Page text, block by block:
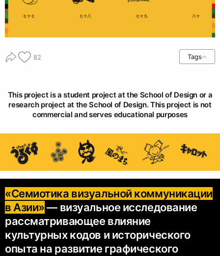
82 Tags
This project is a student project at the School of Design or a
research project at the School of Design. This project is not
commercial and serves educational purposes
«Семиотика визуальной коммуникации
в Азии»— визуальное исследование
рассматривающее влияние
культурных кодов и исторического
опыта на развитие графического